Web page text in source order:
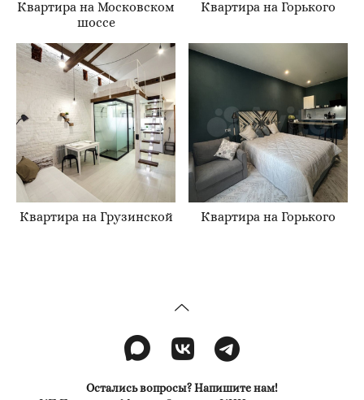
Квартира на Московском
шоссе
Квартира на Горького
Квартира на Грузинской Квартира на Горького
Остались вопросы? Напишите нам!